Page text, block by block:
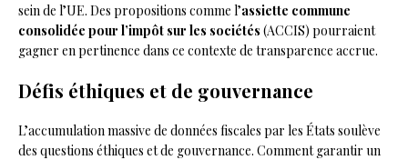
sein de l’UE. Des propositions comme l’assiette commune
consolidée pour l’impôt sur les sociétés (ACCIS) pourraient
gagner en pertinence dans ce contexte de transparence accrue.
Défis éthiques et de gouvernance
L’accumulation massive de données fiscales par les États soulève
des questions éthiques et de gouvernance. Comment garantir un